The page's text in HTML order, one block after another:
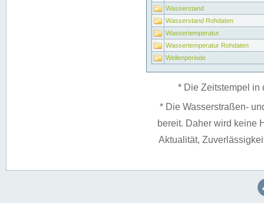
Wasserstand
Wasserstand Rohdaten
Wassertemperatur
Wassertemperatur Rohdaten
Wellenperiode
* Die Zeitstempel in
* Die Wasserstraßen-
bereit. Daher wird keine
Aktualität,